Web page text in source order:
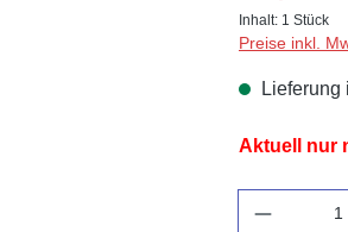
Inhalt: 1 Stück
Preise inkl.
Lieferung
Aktuell nur